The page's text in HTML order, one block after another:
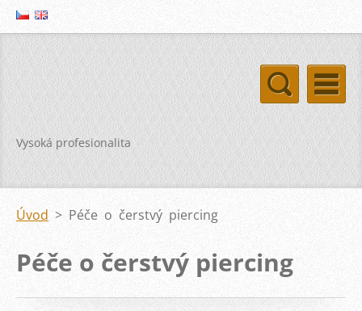
Vysoká profesionalita
Úvod > Péče o čerstvý piercing
Péče o čerstvý piercing